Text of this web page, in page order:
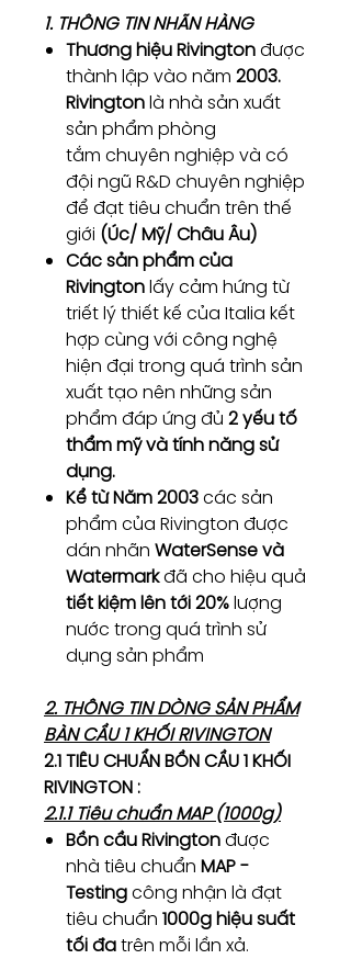
1. THÔNG TIN NHÃN HÀNG
Thương hiệu Rivingtonđược
thành lập vào năm 2003.
Rivingtonlà nhà sản xuất
sản phẩm phòng
tắm chuyên nghiệp và có
đội ngũ R&D chuyên nghiệp
để đạt tiêu chuẩn trên thế
giới (Úc/ Mỹ/ Châu Âu)
Các sản phẩm của
Rivingtonlấy cảm hứng từ
triết lý thiết kế của Italia kết
hợp cùng với công nghệ
hiện đại trong quá trình sản
xuất tạo nên những sản
phẩm đáp ứng đủ 2 yếu tố
thẩm mỹ và tính năng sử
dụng.
Kể từ Năm 2003các sản
phẩm của Rivington được
dán nhãn WaterSense và
Watermarkđã cho hiệu quả
tiết kiệm lên tới 20%lượng
nước trong quá trình sử
dụng sản phẩm
2. THÔNG TIN DÒNG SẢN PHẨM
BÀN CẦU 1 KHỐI RIVINGTON
2.1 TIÊU CHUẨN BỒN CẦU 1 KHỐI
RIVINGTON :
2.1.1 Tiêu chuẩn MAP (1000g)
Bồn cầu Rivingtonđược
nhà tiêu chuẩn MAP -
Testingcông nhận là đạt
tiêu chuẩn 1000g hiệu suất
tối đatrên mỗi lần xả.